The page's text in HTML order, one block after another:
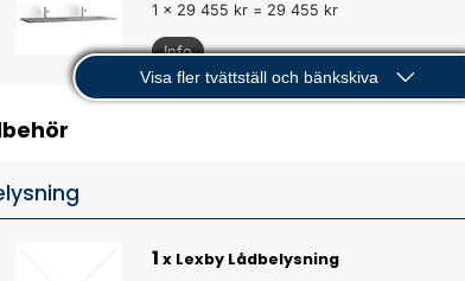
1 x 29 455 kr = 29 455 kr
Info
Visa fler tvättställ och bänkskiva
1 x Lexby Lådbelysning